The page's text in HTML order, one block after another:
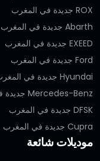
ROX جديدة في المغرب
Abarth جديدة في المغرب
EXEED جديدة في المغرب
Ford جديدة في المغرب
Hyundai جديدة في المغرب
Mercedes-Benz جديدة في المغرب
DFSK جديدة في المغرب
Cupra جديدة في المغرب
موديلات شائعة